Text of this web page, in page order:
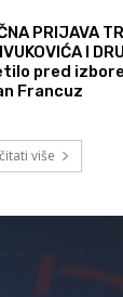
PRIJAVA
I
pred
Francuz
više